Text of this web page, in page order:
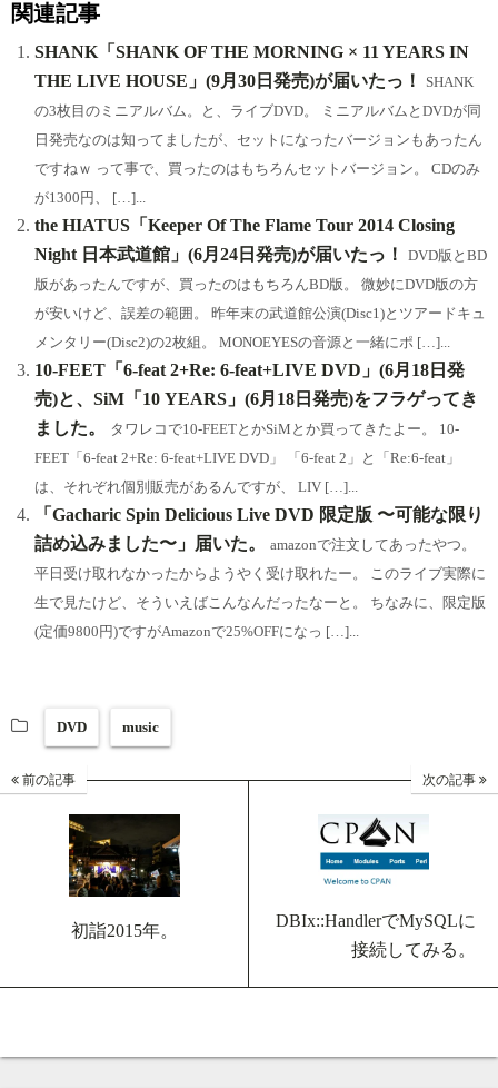
bo
ok
en
a
ds y
関連記事
SHANK「SHANK OF THE MORNING × 11 YEARS IN
THE LIVE HOUSE」(9月30日発売)が届いたっ！
SHANK
の3枚目のミニアルバム。と、ライブDVD。 ミニアルバムとDVDが同
日発売なのは知ってましたが、セットになったバージョンもあったん
ですねｗ って事で、買ったのはもちろんセットバージョン。 CDのみ
が1300円、 […]...
the HIATUS「Keeper Of The Flame Tour 2014 Closing
Night 日本武道館」(6月24日発売)が届いたっ！
DVD版とBD
版があったんですが、買ったのはもちろんBD版。 微妙にDVD版の方
が安いけど、誤差の範囲。 昨年末の武道館公演(Disc1)とツアードキュ
メンタリー(Disc2)の2枚組。 MONOEYESの音源と一緒にポ […]...
10-FEET「6-feat 2+Re: 6-feat+LIVE DVD」(6月18日発
売)と、SiM「10 YEARS」(6月18日発売)をフラゲってき
ました。
タワレコで10-FEETとかSiMとか買ってきたよー。 10-
FEET「6-feat 2+Re: 6-feat+LIVE DVD」 「6-feat 2」と「Re:6-feat」
は、それぞれ個別販売があるんですが、 LIV […]...
「Gacharic Spin Delicious Live DVD 限定版 〜可能な限り
詰め込みました〜」届いた。
amazonで注文してあったやつ。
平日受け取れなかったからようやく受け取れたー。 このライブ実際に
生で見たけど、そういえばこんなんだったなーと。 ちなみに、限定版
(定価9800円)ですがAmazonで25%OFFになっ […]...
DVD music
前の記事
初詣2015年。
次の記事
DBIx::HandlerでMySQLに
接続してみる。